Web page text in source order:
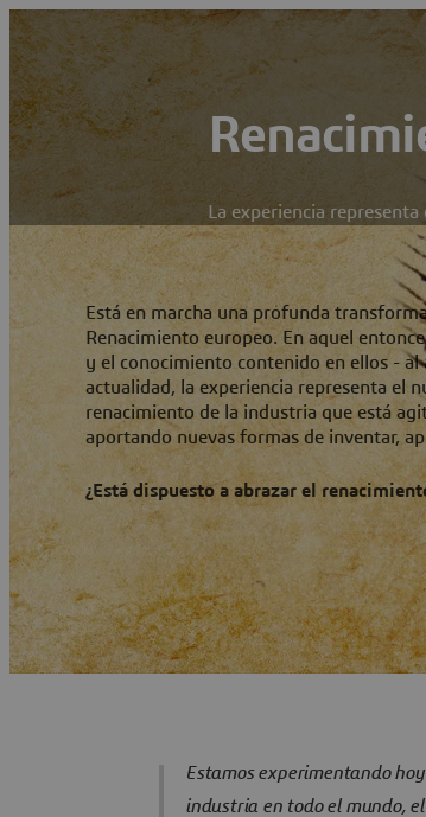
La experiencia
Está en marcha una profunda
Renacimiento europeo. En aquel
y el conocimiento contenido en ellos - al
actualidad, la experiencia representa el
renacimiento de la industria que está
aportando nuevas formas de inventar,
¿Está dispuesto a abrazar el
Estamos experimentando
industria en todo el mundo,